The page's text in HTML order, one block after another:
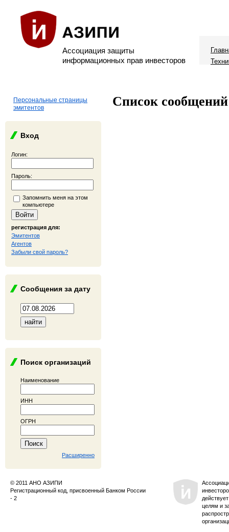
Ассоциация защиты
информационных прав инвесторов
Персональные страницы
эмитентов
Вход
Логин:
Пароль:
Запомнить меня на этом
компьютере
регистрация для:
Эмитентов
Агентов
Забыли свой пароль?
Сообщения за дату
Поиск организаций
Наименование
ИНН
ОГРН
Расширенно
Список сообщений
© 2011 АНО АЗИПИ
Регистрационный код, присвоенный Банком России
- 2
целям и